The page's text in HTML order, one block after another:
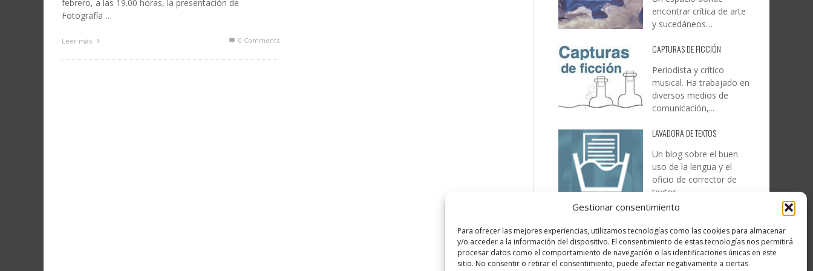
Gestionar consentimiento
Para ofrecer las mejores experiencias, utilizamos tecnologías como las cookies para almacenar
y/o acceder a la información del dispositivo. El consentimiento de estas tecnologías nos permitirá
procesar datos como el comportamiento de navegación o las identificaciones únicas en este
sitio. No consentir o retirar el consentimiento, puede afectar negativamente a ciertas
febrero, a las 19.00 horas, la presentación de
Fotografía …
Leer más 0 Comments
encontrar crítica de arte
y sucedáneos…
CAPTURAS DE FICCIÓN
Periodista y crítico
musical. Ha trabajado en
diversos medios de
comunicación,...
LAVADORA DE TEXTOS
Un blog sobre el buen
uso de la lengua y el
oficio de corrector de
textos…
…la realidad, es que cada
día es más complicado
realizar esos temas…